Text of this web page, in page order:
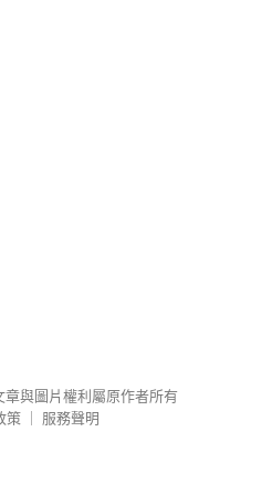
章與圖片權利屬原作者所有
策
服務聲明